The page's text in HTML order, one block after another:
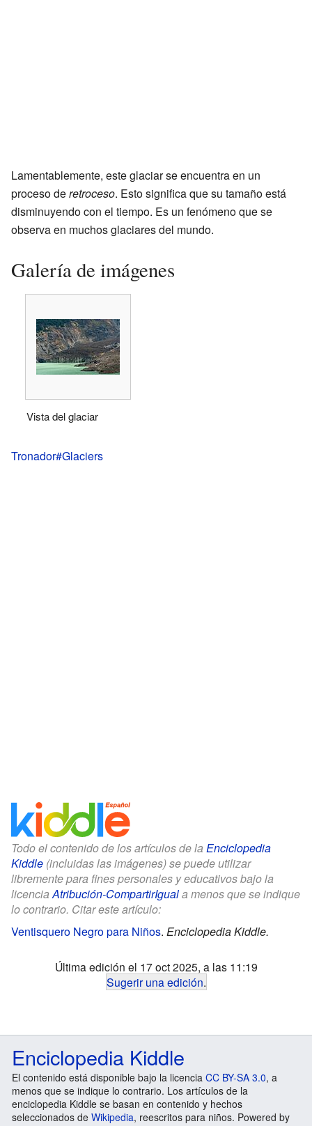
Lamentablemente, este glaciar se encuentra en un
proceso deretroceso. Esto significa que su tamaño está
disminuyendo con el tiempo. Es un fenómeno que se
observa en muchos glaciares del mundo.
Galería de imágenes
Vista del glaciar
Tronador#Glaciers
Todo el contenido de los artículos de la Enciclopedia
Kiddle (incluidas las imágenes) se puede utilizar
libremente para fines personales y educativos bajo la
licenciaAtribución-CompartirIguala menos que se indique
lo contrario. Citar este artículo:
Ventisquero Negro para Niños. Enciclopedia Kiddle.
Última edición el 17 oct 2025, a las 11:19
Sugerir una edición.
Enciclopedia Kiddle
El contenido está disponible bajo la licencia CC BY-SA 3.0, a
menos que se indique lo contrario. Los artículos de la
enciclopedia Kiddle se basan en contenido y hechos
seleccionados de Wikipedia, reescritos para niños. Powered by